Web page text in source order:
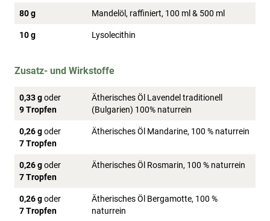
80 g Mandelöl, raffiniert, 100 ml & 500 ml
10 g Lysolecithin
Zusatz- und Wirkstoffe
0,33 goder
9 Tropfen
Ätherisches Öl Lavendel traditionell
(Bulgarien) 100% naturrein
0,26 goder
7 Tropfen
Ätherisches Öl Mandarine, 100 % naturrein
0,26 goder
7 Tropfen
Ätherisches Öl Rosmarin, 100 % naturrein
0,26 goder
7 Tropfen
Ätherisches Öl Bergamotte, 100 %
naturrein